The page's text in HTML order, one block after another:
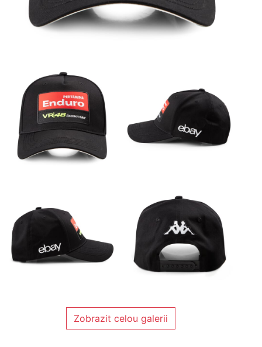
Zobrazit celou galerii